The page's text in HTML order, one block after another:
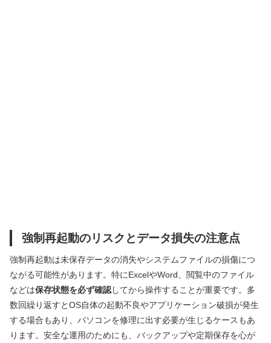
強制再起動のリスクとデータ損失の注意点
強制再起動は未保存データの消失やシステムファイルの損傷につ
ながる可能性があります。特にExcelやWord、閲覧中のファイル
などは保存状態を必ず確認してから操作することが重要です。多
数回繰り返すとOS自体の起動不良やアプリケーション破損が発生
する場合もあり、パソコンを修理に出す必要が生じるケースもあ
ります。安全な運用のためにも、バックアップや定期保存を心が